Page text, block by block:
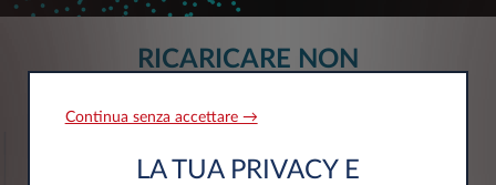
RICARICARE NON
Continua senza accettare →
LA TUA PRIVACY E